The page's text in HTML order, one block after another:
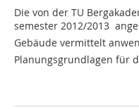
Die von der TU
semester 2012/2013
Gebäude vermittelt
Planungsgrundlagen für